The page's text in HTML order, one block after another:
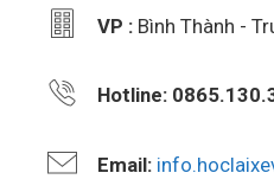
VP :Bình Thành -
Hotline:
Email: